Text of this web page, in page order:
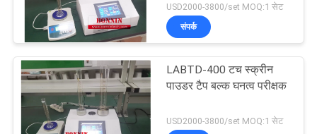
USD2000-3800/set MOQ:1 सेट
संपर्क
LABTD-400 टच स्क्रीन
पाउडर टैप बल्क घनत्व परीक्षक
USD2000-3800/set MOQ:1 सेट